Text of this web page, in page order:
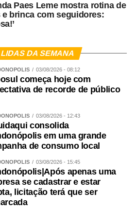
Paes Leme mostra rotina de
e brinca com seguidores:
DA SEMANA
03/08/2026 - 08:12
começa hoje com
de recorde de público
03/08/2026 - 12:43
consolida
em uma grande
de consumo local
03/08/2026 - 15:45
apenas uma
se cadastrar e estar
licitação terá que ser